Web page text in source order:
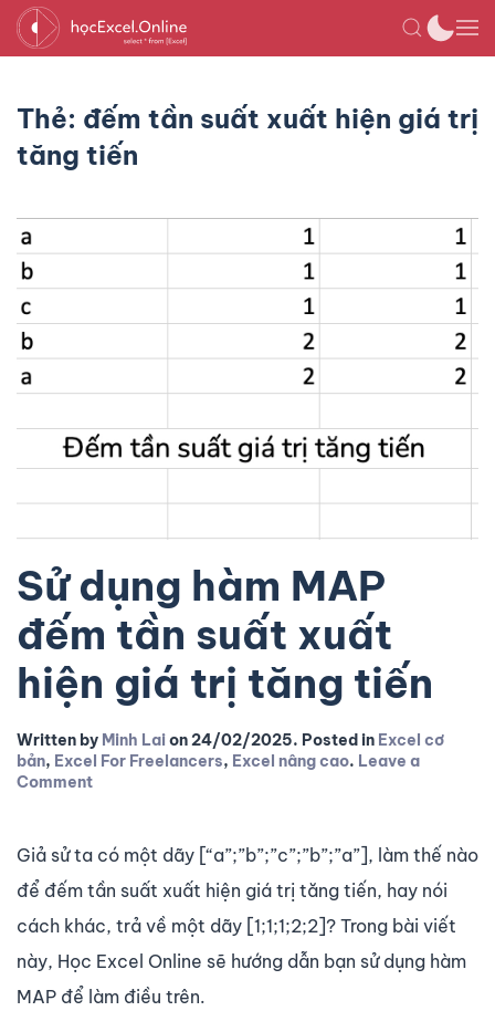
Thẻ: đếm tần suất xuất hiện giá trị
tăng tiến
Sử dụng hàm MAP
đếm tần suất xuất
hiện giá trị tăng tiến
Written by Minh Laion24/02/2025. Posted in Excel cơ
bản, Excel For Freelancers, Excel nâng cao. Leave a
Comment
Giả sử ta có một dãy [“a”;”b”;”c”;”b”;”a”], làm thế nào
để đếm tần suất xuất hiện giá trị tăng tiến, hay nói
cách khác, trả về một dãy [1;1;1;2;2]? Trong bài viết
này, Học Excel Online sẽ hướng dẫn bạn sử dụng hàm
MAP để làm điều trên.